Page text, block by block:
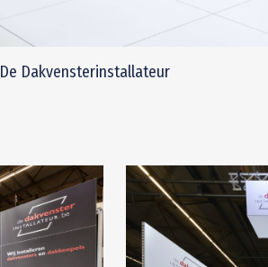
De Dakvensterinstallateur